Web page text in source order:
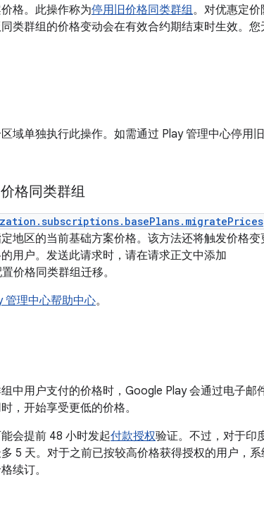
格。此操作称为停用旧价格同类群组。对优惠定价
类群组的价格变动会在有效合约期结束时生效。您
域单独执行此操作。如需通过 Play 管理中心停用
格同类群组
地区的当前基础方案价格。该方法还将触发价格变
用户。发送此请求时，请在请求正文中添加
价格同类群组迁移。
管理中心帮助中心。
中用户支付的价格时，Google Play 会通过电子邮
，开始享受更低的价格。
会提前 48 小时发起付款授权验证。不过，对于印
5 天。对于之前已按较高价格获得授权的用户，系
续订。